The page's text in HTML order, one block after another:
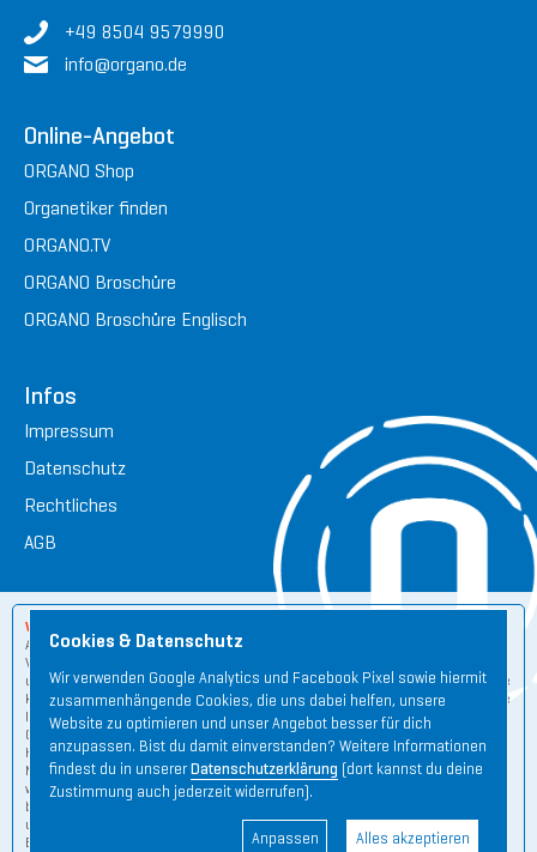
+49 8504 9579990
info@organo.de
Online-Angebot
ORGANO Shop
Organetiker finden
ORGANO.TV
ORGANO Broschüre
ORGANO Broschüre Englisch
Infos
Impressum
Datenschutz
Rechtliches
AGB
Wichtige Hinweise:
Aus rechtlichen und wettbewerbsrechtlichen Gründen zum Schutz unserer
Verbraucher sind wir verpflichtet darauf hinzuweisen, dass der ORGANETIK
und den von uns entwickelten ORGANO Produkten ähnlich der Homöopathie
keine wissenschaftlichen Studien für eventuelle Wirkungsweisen zugrunde
liegen. Die ORGANETIK ist kein Heilverfahren und die von uns entwickelten
ORGANO Produkte sind keine Heilmittel bzw. Medizinprodukte nach der
Heilmittelverordnung, dem Arzneimittelgesetz bzw. nach dem
Medizinproduktegesetz und dürfen auch nicht als solche betrachtet
werden. Sie können keine medizinische Therapie ersetzen. Alle Angaben
beruhen ausschliesslich auf Überlieferung und langjähriger Erfahrung. Zu
unserer Verwendung der Begriffe Elektrosmog, Mobilfunk- und
Erdstrahlung sowie belebtes, energetisiertes Wasser lese bitte unsere
Cookies & Datenschutz
Wir verwenden Google Analytics und Facebook Pixel sowie hiermit
zusammenhängende Cookies, die uns dabei helfen, unsere
Website zu optimieren und unser Angebot besser für dich
anzupassen. Bist du damit einverstanden? Weitere Informationen
findest du in unsererDatenschutzerklärung (dort kannst du deine
Zustimmung auch jederzeit widerrufen).
Alles akzeptieren
Anpassen